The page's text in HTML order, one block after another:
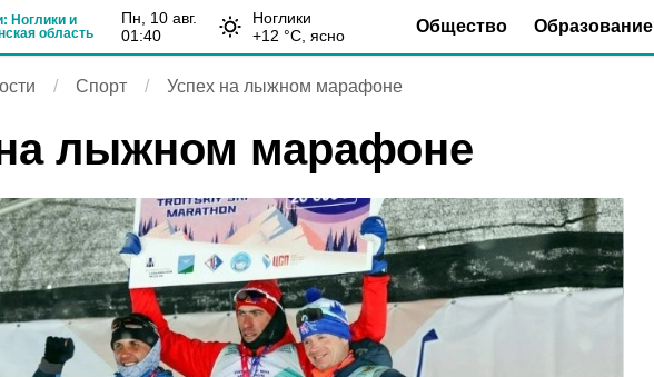
Ноглики и
область
пн, 10 авг.
01:40
Ноглики
+12 °С, ясно Общество Образование
Спорт Успех на лыжном марафоне
лыжном марафоне